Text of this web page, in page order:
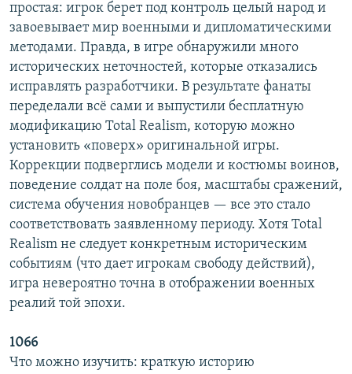
простая: игрок берет под контроль целый народ и
завоевывает мир военными и дипломатическими
методами. Правда, в игре обнаружили много
исторических неточностей, которые отказались
исправлять разработчики. В результате фанаты
переделали всё сами и выпустили бесплатную
модификацию Total Realism, которую можно
установить «поверх» оригинальной игры.
Коррекции подверглись модели и костюмы воинов,
поведение солдат на поле боя, масштабы сражений,
система обучения новобранцев — все это стало
соответствовать заявленному периоду. Хотя Total
Realism не следует конкретным историческим
событиям (что дает игрокам свободу действий),
игра невероятно точна в отображении военных
реалий той эпохи.
1066
Что можно изучить: краткую историю